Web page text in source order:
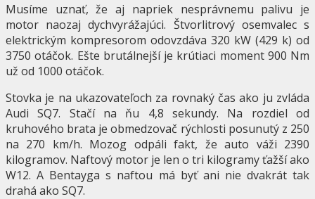
Musíme uznať, že aj napriek nesprávnemu palivu je
motor naozaj dychvyrážajúci. Štvorlitrový osemvalec s
elektrickým kompresorom odovzdáva 320 kW (429 k) od
3750 otáčok. Ešte brutálnejší je krútiaci moment 900 Nm
už od 1000 otáčok.
Stovka je na ukazovateľoch za rovnaký čas ako ju zvláda
Audi SQ7. Stačí na ňu 4,8 sekundy. Na rozdiel od
kruhového brata je obmedzovač rýchlosti posunutý z 250
na 270 km/h. Mozog odpáli fakt, že auto váži 2390
kilogramov. Naftový motor je len o tri kilogramy ťažší ako
W12. A Bentayga s naftou má byť ani nie dvakrát tak
drahá ako SQ7.